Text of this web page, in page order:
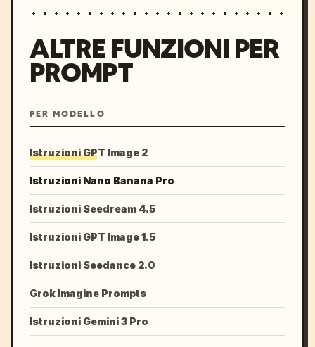
ALTRE FUNZIONI PER
PROMPT
PER MODELLO
Istruzioni GPT Image 2
Istruzioni Nano Banana Pro
Istruzioni Seedream 4.5
Istruzioni GPT Image 1.5
Istruzioni Seedance 2.0
Grok Imagine Prompts
Istruzioni Gemini 3 Pro